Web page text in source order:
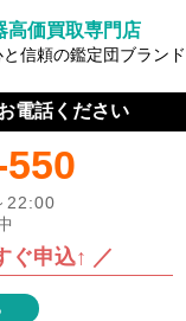
高価買取専門店
信頼の鑑定団ブランド
電話ください
22:00
ぐ申込↑ ／